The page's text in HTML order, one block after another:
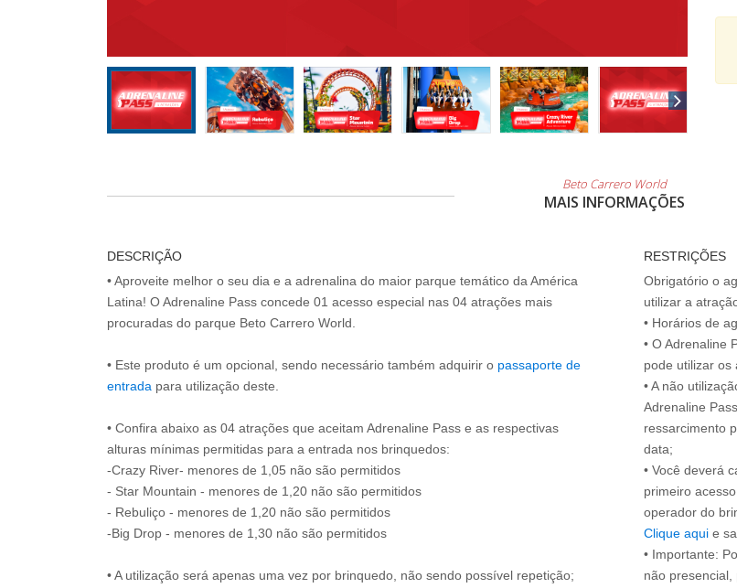
Beto Carrero World
MAIS INFORMAÇÕES
DESCRIÇÃO
• Aproveite melhor o seu dia e a adrenalina do maior parque temático da América
Latina! O Adrenaline Pass concede 01 acesso especial nas 04 atrações mais
procuradas do parque Beto Carrero World.
• Este produto é um opcional, sendo necessário também adquirir o passaporte de
entrada para utilização deste.
• Confira abaixo as 04 atrações que aceitam Adrenaline Pass e as respectivas
alturas mínimas permitidas para a entrada nos brinquedos:
-Crazy River- menores de 1,05 não são permitidos
- Star Mountain - menores de 1,20 não são permitidos
- Rebuliço - menores de 1,20 não são permitidos
-Big Drop - menores de 1,30 não são permitidos
• A utilização será apenas uma vez por brinquedo, não sendo possível repetição;
RESTRIÇÕES
Obrigatório o
utilizar a
• Horários de
• O Adrenaline
pode utilizar os
• A não
Adrenaline
ressarcimento
data;
• Você deverá
primeiro
operador do
Clique aqui e
• Importante:
não